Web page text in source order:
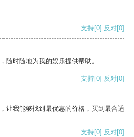
支持[0] 反对[0]
随时随地为我的娱乐提供帮助。
支持[0] 反对[0]
让我能够找到最优惠的价格，买到最合适
支持[0] 反对[0]